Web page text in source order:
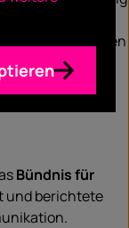
gefolgt von
die von ihren
Aktionen, wie
begehen aus
Bündnis für
und berichtete